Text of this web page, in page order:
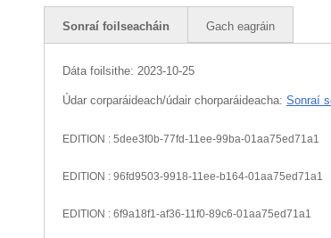
Sonraí foilseacháin Gach eagráin
Dáta foilsithe: 2023-10-25
Údar corparáideach/údair chorparáideacha: Sonraí
EDITION : 5dee3f0b-77fd-11ee-99ba-01aa75ed71a1
EDITION : 96fd9503-9918-11ee-b164-01aa75ed71a1
EDITION : 6f9a18f1-af36-11f0-89c6-01aa75ed71a1